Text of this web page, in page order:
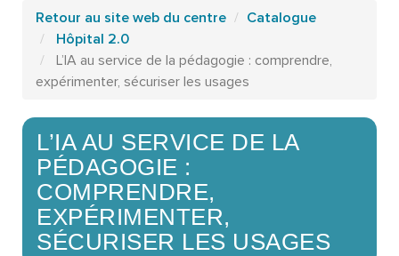
Retour au site web du centre
Catalogue
Hôpital 2.0
L’IA au service de la pédagogie : comprendre,
expérimenter, sécuriser les usages
L’IA AU SERVICE DE LA
PÉDAGOGIE :
COMPRENDRE,
EXPÉRIMENTER,
SÉCURISER LES USAGES